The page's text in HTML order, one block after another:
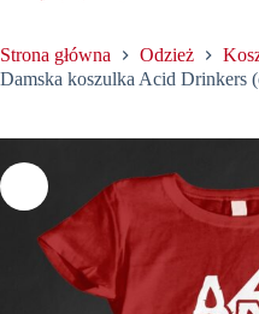
Strona główna Odzież
Damska koszulka Acid Drinkers